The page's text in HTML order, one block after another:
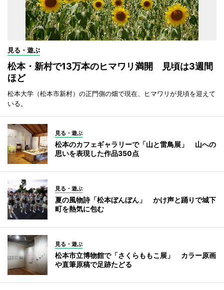
見る・遊ぶ
松本・新村で13万本のヒマワリ満開 見頃は3週間
ほど
松本大学（松本市新村）の正門側の畑で現在、ヒマワリが見頃を迎えて
いる。
見る・遊ぶ
松本のカフェギャラリーで「山と雷鳥展」 山への
思いを表現した作品350点
見る・遊ぶ
夏の風物詩「松本ぼんぼん」 かけ声と踊りで城下
町を熱気に包む
見る・遊ぶ
松本市立博物館で「さくらももこ展」 カラー原画
や直筆原稿で足跡たどる